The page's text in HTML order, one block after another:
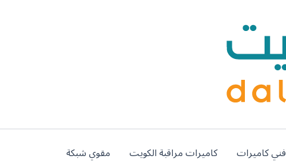
فني كاميرات كاميرات مراقبة الكويت مقوي شبكة